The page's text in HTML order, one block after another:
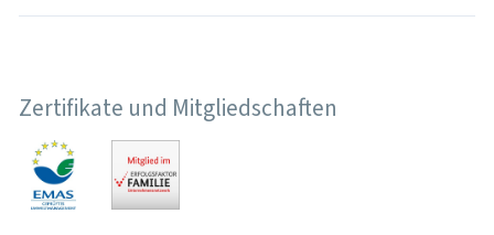
Zertifikate und Mitgliedschaften